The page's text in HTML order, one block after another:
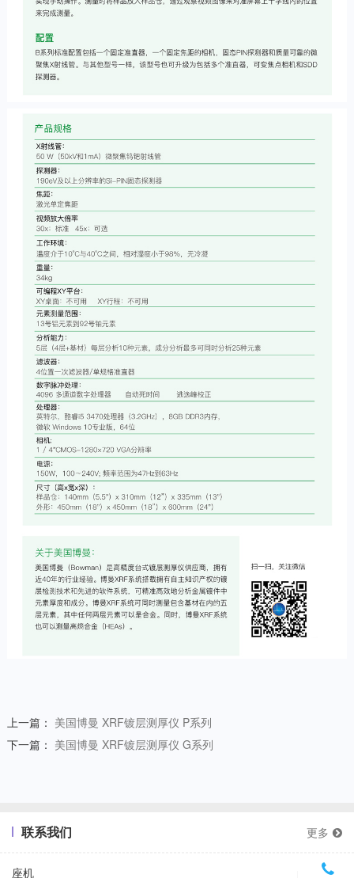
上一篇： 美国博曼 XRF镀层测厚仪 P系列
下一篇： 美国博曼 XRF镀层测厚仪 G系列
联系我们 更多
座机